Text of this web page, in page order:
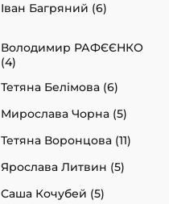
Іван Багряний (6)
Володимир РАФЄЄНКО
(4)
Тетяна Белімова (6)
Мирослава Чорна (5)
Тетяна Воронцова (11)
Ярослава Литвин (5)
Саша Кочубей (5)